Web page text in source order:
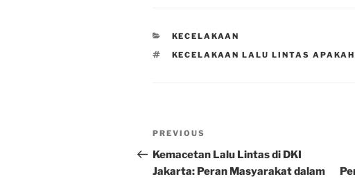
CATEGORIES
KECELAKAAN
TAGS
KECELAKAAN LALU LINTAS APAKAH
Post
navigation
Previous
Post
PREVIOUS
Kemacetan Lalu Lintas di DKI
Jakarta: Peran Masyarakat dalam